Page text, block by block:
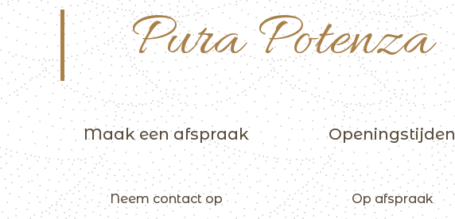
Pura Potenza
Maak een afspraak
Neem contact op
Openingstijden
Op afspraak